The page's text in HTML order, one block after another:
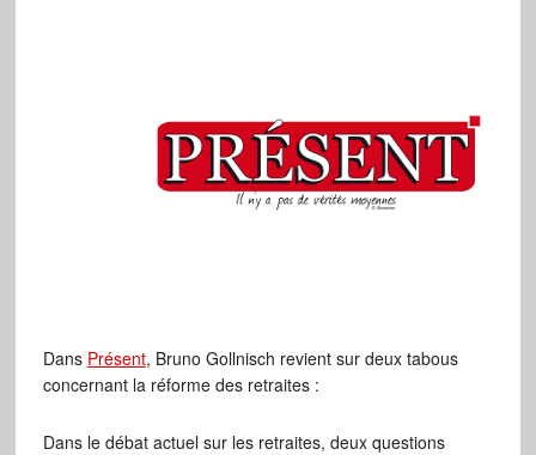
Dans Présent, Bruno Gollnisch revient sur deux tabous
concernant la réforme des retraites :
Dans le débat actuel sur les retraites, deux questions